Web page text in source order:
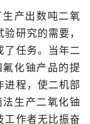
产出数吨二氧
研究的需要，
了任务。当年二
化铀产品的提
进程，使二机部
生产二氧化铀
工作者无比振奋